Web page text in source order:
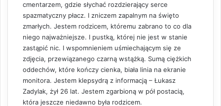
cmentarzem, gdzie słychać rozdzierający serce
spazmatyczny płacz. I zniczem zapalnym na święto
zmarłych. Jestem rodzicem, któremu zabrano to co dla
niego najważniejsze. I pustką, której nie jest w stanie
zastąpić nic. I wspomnieniem uśmiechającym się ze
zdjęcia, przewiązanego czarną wstążką. Sumą ciężkich
oddechów, które kończy cienka, biała linia na ekranie
monitora. Jestem klepsydrą z informacją – Łukasz
Zadylak, żył 26 lat. Jestem zgarbioną w pół postacią,
która jeszcze niedawno była rodzicem.